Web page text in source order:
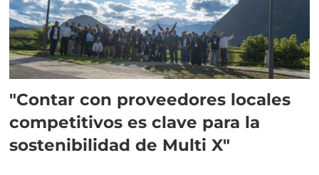
"Contar con proveedores locales
competitivos es clave para la
sostenibilidad de Multi X"